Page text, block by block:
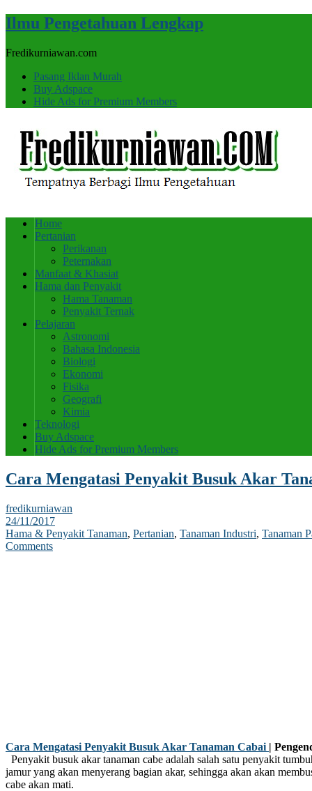
Ilmu Pengetahuan Lengkap
Fredikurniawan.com
Pasang Iklan Murah
Buy Adspace
Hide Ads for Premium Members
Home
Pertanian
Perikanan
Peternakan
Manfaat & Khasiat
Hama dan Penyakit
Hama Tanaman
Penyakit Ternak
Pelajaran
Astronomi
Bahasa Indonesia
Biologi
Ekonomi
Fisika
Geografi
Kimia
Teknologi
Buy Adspace
Hide Ads for Premium Members
Cara Mengatasi Penyakit Busuk Akar
fredikurniawan
24/11/2017
Hama & Penyakit Tanaman, Pertanian, Tanaman Industri, Tanaman
Comments
Cara Mengatasi Penyakit Busuk Akar Tanaman Cabai |
Penyakit busuk akar tanaman cabe adalah salah satu penyakit
jamur yang akan menyerang bagian akar, sehingga akan akan
cabe akan mati.